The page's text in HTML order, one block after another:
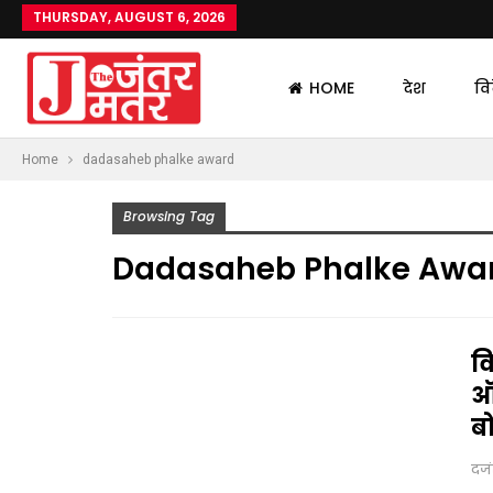
THURSDAY, AUGUST 6, 2026
HOME देश
Home dadasaheb phalke award
Browsing Tag
Dadasaheb Phalke